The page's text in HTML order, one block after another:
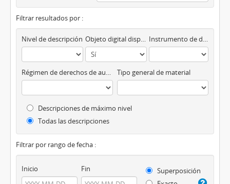
Filtrar resultados por :
Nivel de descripción Objeto digital disponibles Instrumento de descripción
Régimen de derechos de autor Tipo general de material
Descripciones de máximo nivel
Todas las descripciones
Filtrar por rango de fecha :
Inicio Fin
Superposición